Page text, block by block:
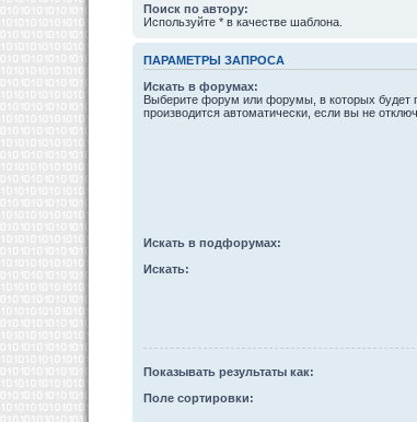
Поиск по автору:
Используйте * в качестве шаблона.
ПАРАМЕТРЫ ЗАПРОСА
Искать в форумах:
Выберите форум или форумы, в которых будет
производится автоматически, если вы не
Искать в подфорумах:
Искать:
Показывать результаты как:
Поле сортировки: